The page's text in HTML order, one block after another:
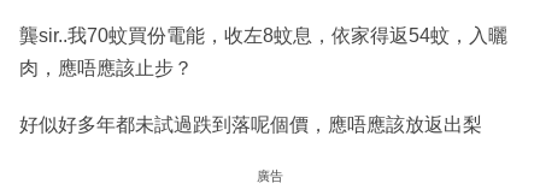
龔sir..我70蚊買份電能，收左8蚊息，依家得返54蚊，入曬
肉，應唔應該止步？
好似好多年都未試過跌到落呢個價，應唔應該放返出梨
廣告